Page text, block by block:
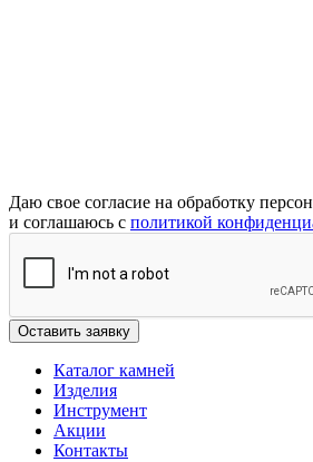
Даю свое согласие на обработку
и соглашаюсь с политикой
Каталог камней
Изделия
Инструмент
Акции
Контакты